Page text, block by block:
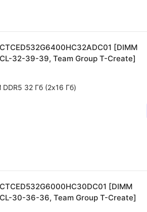
[DIMM
32-39-39, Team Group T-Create]
DDR5 32 Гб (2x16 Гб)
[DIMM
30-36-36, Team Group T-Create]